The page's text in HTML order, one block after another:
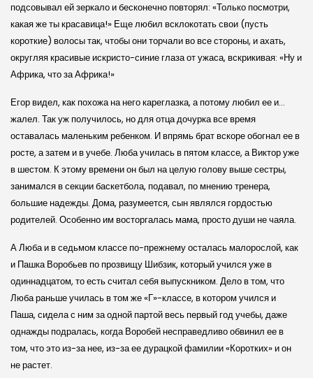
подсовывал ей зеркало и бесконечно повторял: «Только посмотри,
какая же ты красавица!» Еще любил всклокотать свои (пусть
короткие) волосы так, чтобы они торчали во все стороны, и ахать,
округляя красивые искристо-синие глаза от ужаса, вскрикивая: «Ну и
Африка, что за Африка!»
Егор видел, как похожа на него кареглазка, а потому любил ее и…
жалел. Так уж получилось, но для отца дочурка все время
оставалась маленьким ребенком. И впрямь брат вскоре обогнал ее в
росте, а затем и в учебе. Люба училась в пятом классе, а Виктор уже
в шестом. К этому времени он был на целую голову выше сестры,
занимался в секции баскетбола, подавал, по мнению тренера,
большие надежды. Дома, разумеется, сын являлся гордостью
родителей. Особенно им восторгалась мама, просто души не чаяла.
А Люба и в седьмом классе по-прежнему осталась малорослой, как
и Пашка Воробьев по прозвищу Шибзик, который учился уже в
одиннадцатом, то есть считал себя выпускником. Дело в том, что
Люба раньше училась в том же «Г»-классе, в котором учился и
Паша, сидела с ним за одной партой весь первый год учебы, даже
однажды подралась, когда Воробей несправедливо обвинил ее в
том, что это из-за нее, из-за ее дурацкой фамилии «Коротких» и он
не растет.